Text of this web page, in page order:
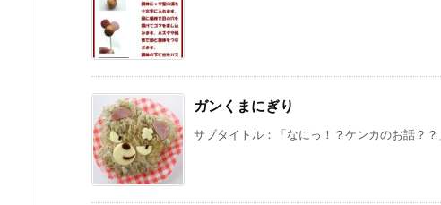
ガンくまにぎり
サブタイトル：「なにっ！？ケンカのお話？